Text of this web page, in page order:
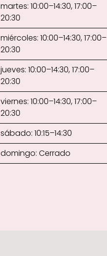
martes: 10:00–14:30, 17:00–
20:30
miércoles: 10:00–14:30, 17:00–
20:30
jueves: 10:00–14:30, 17:00–
20:30
viernes: 10:00–14:30, 17:00–
20:30
sábado: 10:15–14:30
domingo: Cerrado